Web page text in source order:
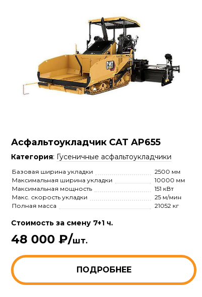
Асфальтоукладчик CAT AP655
Категория: Гусеничные асфальтоукладчики
Базовая ширина укладки
2500 мм
Максимальная ширина укладки
10000 мм
Максимальная мощность
151 кВт
Макс. скорость укладки
25 м/мин
Полная масса
21052 кг
Стоимость за смену 7+1 ч.
48 000 ₽/шт.
ПОДРОБНЕЕ